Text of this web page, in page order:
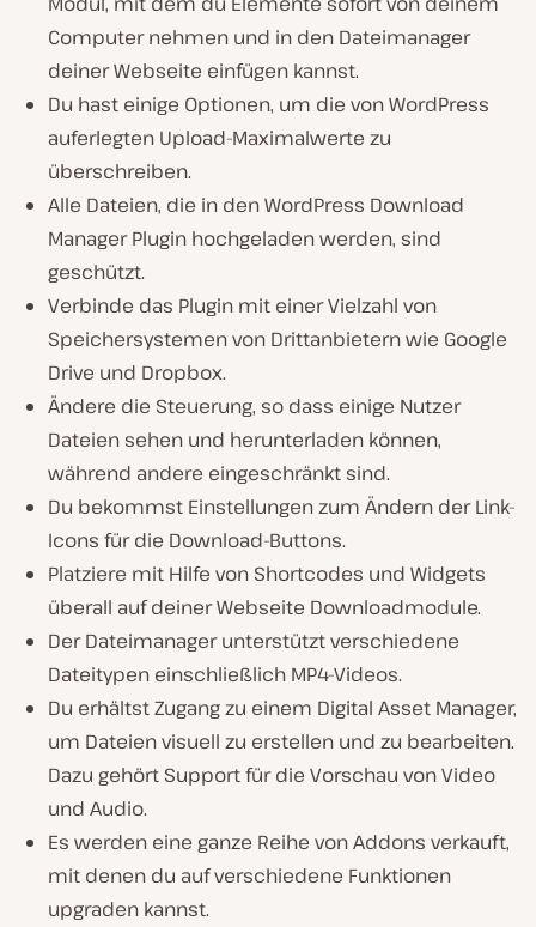
Computer nehmen und in den Dateimanager
deiner Webseite einfügen kannst.
Du hast einige Optionen, um die von WordPress
auferlegten Upload-Maximalwerte zu
überschreiben.
Alle Dateien, die in den WordPress Download
Manager Plugin hochgeladen werden, sind
geschützt.
Verbinde das Plugin mit einer Vielzahl von
Speichersystemen von Drittanbietern wie Google
Drive und Dropbox.
Ändere die Steuerung, so dass einige Nutzer
Dateien sehen und herunterladen können,
während andere eingeschränkt sind.
Du bekommst Einstellungen zum Ändern der Link-
Icons für die Download-Buttons.
Platziere mit Hilfe von Shortcodes und Widgets
überall auf deiner Webseite Downloadmodule.
Der Dateimanager unterstützt verschiedene
Dateitypen einschließlich MP4-Videos.
Du erhältst Zugang zu einem Digital Asset Manager,
um Dateien visuell zu erstellen und zu bearbeiten.
Dazu gehört Support für die Vorschau von Video
und Audio.
Es werden eine ganze Reihe von Addons verkauft,
mit denen du auf verschiedene Funktionen
upgraden kannst.